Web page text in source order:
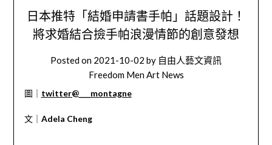
日本推特「結婚申請書手帕」話題設計！
將求婚結合撿手帕浪漫情節的創意發想
Posted on 2021-10-02 by 自由人藝文資訊
Freedom Men Art News
圖｜ twitter@___montagne
文｜ Adela Cheng